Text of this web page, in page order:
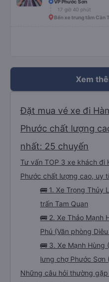
vẫn là một trong những lựa chọn xe
tuyến đường này. Tôi thực sự hy
dừng xe thường xuyên theo lịch
đường này một lần nữa vào tuần tới.
VP Phước Sơn
17 giờ 40 phút
Bến xe trung tâm Cần
Xem
Đặt mua vé xe đi
Phước chất lượng
nhất: 25 chuyến
Tư vấn TOP 3 xe khách đi
Phước chất lượng cao, uy
🚌 1. Xe Trọng Thủy
trấn Tam Quan
🚌 2. Xe Thảo Mạnh
Phú (Văn phòng Diêu
🚌 3. Xe Mạnh Hùng
lưng chợ Phước Sơn
Những câu hỏi thường